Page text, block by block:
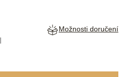
Možnosti doručení